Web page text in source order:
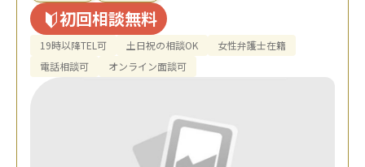
初回相談無料
19時以降TEL可 土日祝の相談OK
女性弁護士在籍
電話相談可
オンライン面談可